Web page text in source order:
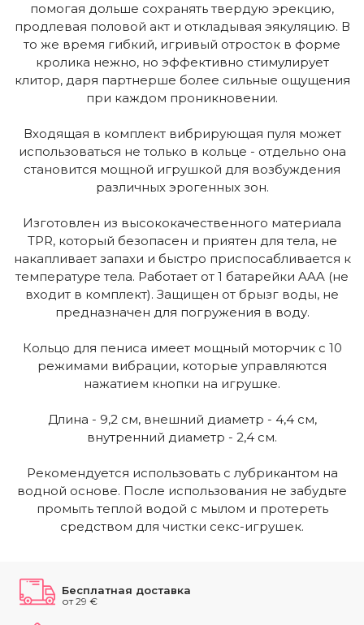
помогая дольше сохранять твердую эрекцию,
продлевая половой акт и откладывая эякуляцию. В
то же время гибкий, игривый отросток в форме
кролика нежно, но эффективно стимулирует
клитор, даря партнерше более сильные ощущения
при каждом проникновении.
Входящая в комплект вибрирующая пуля может
использоваться не только в кольце - отдельно она
становится мощной игрушкой для возбуждения
различных эрогенных зон.
Изготовлен из высококачественного материала
TPR, который безопасен и приятен для тела, не
накапливает запахи и быстро приспосабливается к
температуре тела. Работает от 1 батарейки AAA (не
входит в комплект). Защищен от брызг воды, не
предназначен для погружения в воду.
Кольцо для пениса имеет мощный моторчик с 10
режимами вибрации, которые управляются
нажатием кнопки на игрушке.
Длина - 9,2 см, внешний диаметр - 4,4 см,
внутренний диаметр - 2,4 см.
Рекомендуется использовать с лубрикантом на
водной основе. После использования не забудьте
промыть теплой водой с мылом и протереть
средством для чистки секс-игрушек.
Бесплатная доставка
от 29 €